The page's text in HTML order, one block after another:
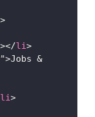
>
></li>
">Jobs &
li>